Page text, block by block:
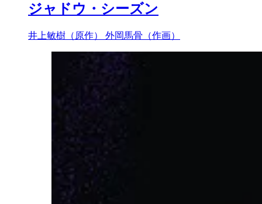
ジャドウ・シーズン
井上敏樹（原作） 外岡馬骨（作画）